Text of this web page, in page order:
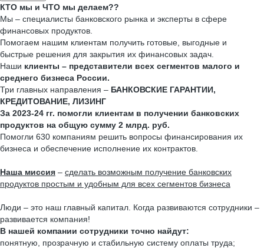
КТО мы и ЧТО мы делаем??
Мы – специалисты банковского рынка и эксперты в сфере
финансовых продуктов.
Помогаем нашим клиентам получить готовые, выгодные и
быстрые решения для закрытия их финансовых задач.
Наши клиенты – представители всех сегментов малого и
среднего бизнеса России.
Три главных направления – БАНКОВСКИЕ ГАРАНТИИ,
КРЕДИТОВАНИЕ, ЛИЗИНГ
За 2023-24 гг. помогли клиентам в получении банковских
продуктов на общую сумму 2 млрд. руб.
Помогли 630 компаниям решить вопросы финансирования их
бизнеса и обеспечение исполнение их контрактов.
Наша миссия – сделать возможным получение банковских
продуктов простым и удобным для всех сегментов бизнеса
Люди – это наш главный капитал. Когда развиваются сотрудники –
развивается компания!
В нашей компании сотрудники точно найдут:
понятную, прозрачную и стабильную систему оплаты труда;